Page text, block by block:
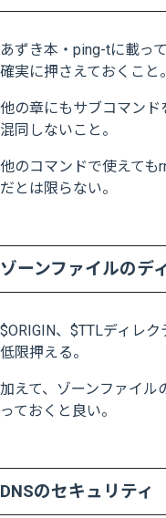
あずき本・ping-tに載っ
確実に押さえておくこと。
他の章にもサブコマンド
混同しないこと。
他のコマンドで使えても
だとは限らない。
ゾーンファイルのデ
$ORIGIN、$TTLディレ
低限押える。
加えて、ゾーンファイル
っておくと良い。
DNSのセキュリティ